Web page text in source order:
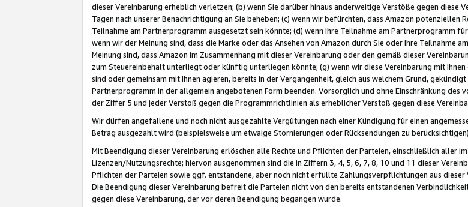
dieser Vereinbarung erheblich verletzen; (b) wenn Sie darüber hinaus anderweitige Verstöße gegen diese
Tagen nach unserer Benachrichtigung an Sie beheben; (c) wenn wir befürchten, dass Amazon
Teilnahme am Partnerprogramm ausgesetzt sein könnte; (d) wenn Ihre Teilnahme am Partnerprogramm
wenn wir der Meinung sind, dass die Marke oder das Ansehen von Amazon durch Sie oder Ihre
Meinung sind, dass Amazon im Zusammenhang mit dieser Vereinbarung oder den gemäß dieser
zum Steuereinbehalt unterliegt oder künftig unterliegen könnte; (g) wenn wir diese Vereinbarung mit
sind oder gemeinsam mit Ihnen agieren, bereits in der Vergangenheit, gleich aus welchem Grund,
Partnerprogramm in der allgemein angebotenen Form beenden. Vorsorglich und ohne Einschränkung des
der Ziffer 5 und jeder Verstoß gegen die Programmrichtlinien als erheblicher Verstoß gegen diese
Wir dürfen angefallene und noch nicht ausgezahlte Vergütungen nach einer Kündigung für einen
Betrag ausgezahlt wird (beispielsweise um etwaige Stornierungen oder Rücksendungen zu
Mit Beendigung dieser Vereinbarung erlöschen alle Rechte und Pflichten der Parteien, einschließlich aller
Lizenzen/Nutzungsrechte; hiervon ausgenommen sind die in Ziffern 3, 4, 5, 6, 7, 8, 10 und 11 dieser
Pflichten der Parteien sowie ggf. entstandene, aber noch nicht erfüllte Zahlungsverpflichtungen aus
Die Beendigung dieser Vereinbarung befreit die Parteien nicht von den bereits entstandenen
gegen diese Vereinbarung, der vor deren Beendigung begangen wurde.